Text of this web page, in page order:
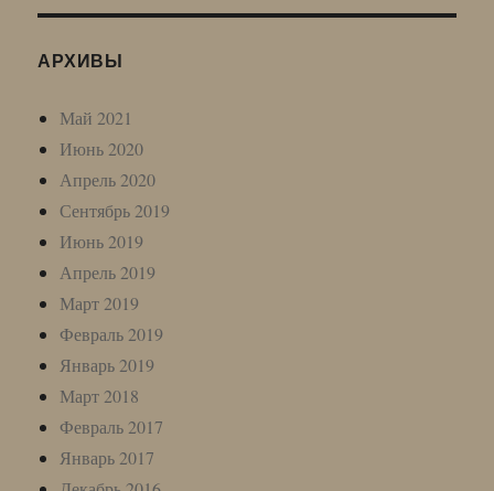
АРХИВЫ
Май 2021
Июнь 2020
Апрель 2020
Сентябрь 2019
Июнь 2019
Апрель 2019
Март 2019
Февраль 2019
Январь 2019
Март 2018
Февраль 2017
Январь 2017